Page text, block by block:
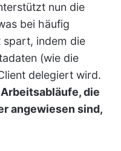
nun die
bei häufig
spart, indem die
(wie die
delegiert wird.
die
angewiesen sind,